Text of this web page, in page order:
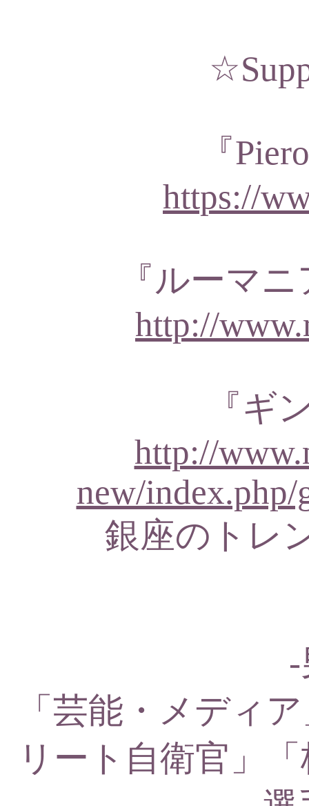
『
https://
『ルーマ
http://
『ギ
http://
new/index.php/
銀座のトレ
「芸能・メディ
リート自衛官」